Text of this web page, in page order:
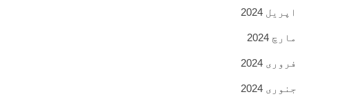
اپریل 2024
مارچ 2024
فروری 2024
جنوری 2024